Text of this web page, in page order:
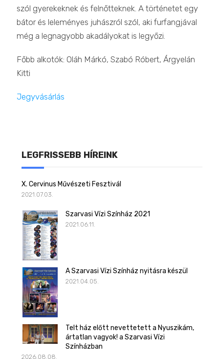
szól gyerekeknek és felnőtteknek. A történetet egy
bátor és leleményes juhászról szól, aki furfangjával
még a legnagyobb akadályokat is legyőzi.
Főbb alkotók: Oláh Márkó, Szabó Róbert, Árgyelán
Kitti
Jegyvásárlás
LEGFRISSEBB HÍREINK
X. Cervinus Művészeti Fesztivál
2021.07.03.
Szarvasi Vízi Színház 2021
2021.06.11.
A Szarvasi Vízi Színház nyitásra készül
2021.04.05.
Telt ház előtt nevettetett a Nyuszikám,
ártatlan vagyok! a Szarvasi Vízi
Színházban
2026.08.08.